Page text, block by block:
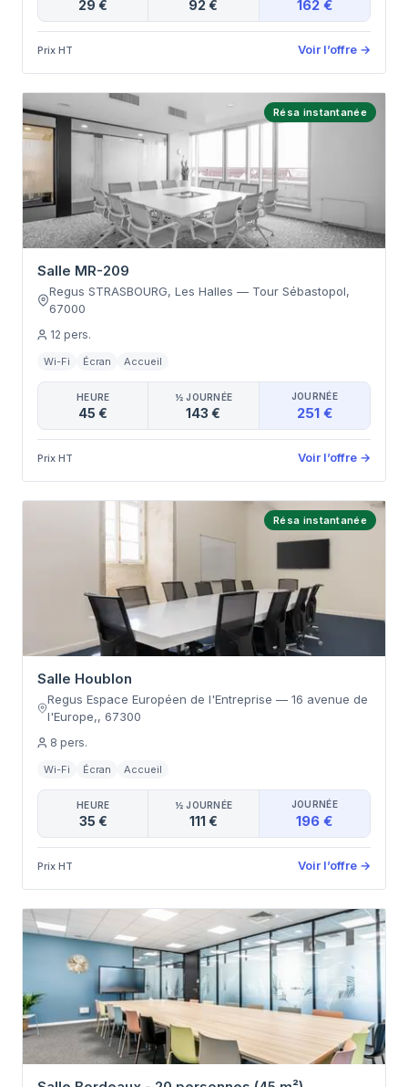
29 € 92 € 162 €
Prix HT Voir l’offre →
Résa instantanée
Salle MR-209
Regus STRASBOURG, Les Halles — Tour Sébastopol,
67000
12 pers.
Wi-Fi Écran Accueil
HEURE
45 €
½ JOURNÉE
143 €
JOURNÉE
251 €
Prix HT Voir l’offre →
Résa instantanée
Salle Houblon
Regus Espace Européen de l'Entreprise — 16 avenue de
l'Europe,, 67300
8 pers.
Wi-Fi Écran Accueil
HEURE
35 €
½ JOURNÉE
111 €
JOURNÉE
196 €
Prix HT Voir l’offre →